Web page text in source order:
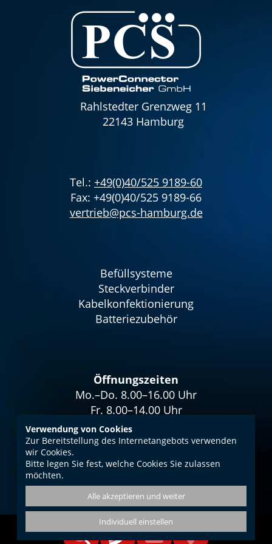
Rahlstedter Grenzweg 11
22143 Hamburg
Tel.: +49(0)40/525 9189-60
Fax: +49(0)40/525 9189-66
vertrieb@pcs-hamburg.de
Befüllsysteme
Steckverbinder
Kabelkonfektionierung
Batteriezubehör
Öffnungszeiten
Mo.–Do. 8.00–16.00 Uhr
Fr. 8.00–14.00 Uhr
Impressum
Datenschutz
AGB
Verwendung von Cookies
Zur Bereitstellung des Internetangebots verwenden
wir Cookies.
Bitte legen Sie fest, welche Cookies Sie zulassen
möchten.
Alle akzeptieren und weiter
Individuell einstellen